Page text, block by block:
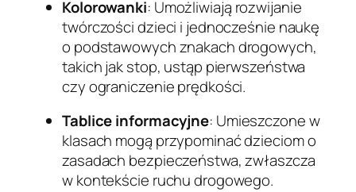
Kolorowanki: Umożliwiają rozwijanie
twórczości dzieci i jednocześnie naukę
o podstawowych znakach drogowych,
takich jak stop, ustąp pierwszeństwa
czy ograniczenie prędkości.
Tablice informacyjne: Umieszczone w
klasach mogą przypominać dzieciom o
zasadach bezpieczeństwa, zwłaszcza
w kontekście ruchu drogowego.